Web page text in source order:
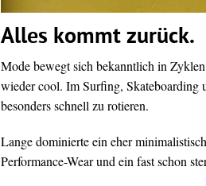
Alles kommt zurück.
Mode bewegt sich bekanntlich in
wieder cool. Im Surfing, Skateboarding
besonders schnell zu rotieren.
Lange dominierte ein eher
Performance-Wear und ein fast schon